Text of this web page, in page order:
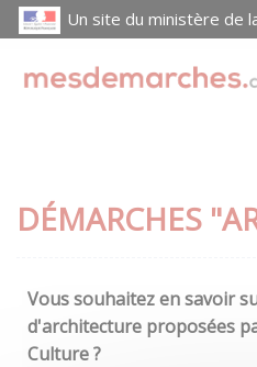
Un site du ministère de
DÉMARCHES
Vous souhaitez en savoir
d'architecture proposées
Culture ?